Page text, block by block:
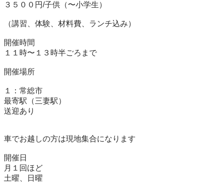
３５００円/子供（〜小学生）
（講習、体験、材料費、ランチ込み）
開催時間
１１時〜１３時半ごろまで
開催場所
１：常総市
最寄駅（三妻駅）
送迎あり
車でお越しの方は現地集合になります
開催日
月１回ほど
土曜、日曜